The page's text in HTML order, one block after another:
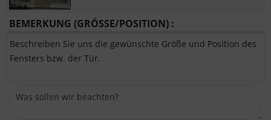
BEMERKUNG (GRÖSSE/POSITION) :
Beschreiben Sie uns die gewünschte Größe und Position des
Fensters bzw. der Tür.